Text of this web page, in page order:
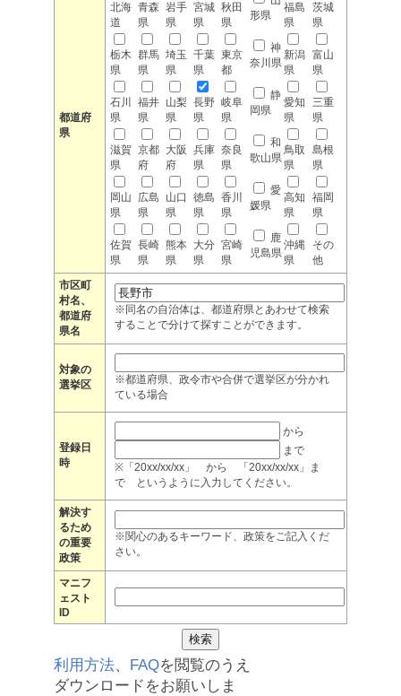
都道府
県
北海
道
青森
県
岩手
県
宮城
県
秋田
県
形県
福島
県
茨城
県
栃木
県
群馬
県
埼玉
県
千葉
県
東京
都
神
奈川県
新潟
県
富山
県
石川
県
福井
県
山梨
県
長野
県
岐阜
県
静
岡県
愛知
県
三重
県
滋賀
県
京都
府
大阪
府
兵庫
県
奈良
県
和
歌山県
鳥取
県
島根
県
岡山
県
広島
県
山口
県
徳島
県
香川
県
愛
媛県
高知
県
福岡
県
佐賀
県
長崎
県
熊本
県
大分
県
宮崎
県
鹿
児島県
沖縄
県
その
他
市区町
村名、
都道府
県名
※同名の自治体は、都道府県とあわせて検索
することで分けて探すことができます。
対象の
選挙区
※都道府県、政令市や合併で選挙区が分かれ
ている場合
登録日
時
から
まで
※「20xx/xx/xx」 から 「20xx/xx/xx」ま
で というように入力してください。
解決す
るため
の重要
政策
※関心のあるキーワード、政策をご記入くだ
さい。
マニフ
ェスト
ID
利用方法、 FAQを閲覧のうえ
ダウンロードをお願いしま